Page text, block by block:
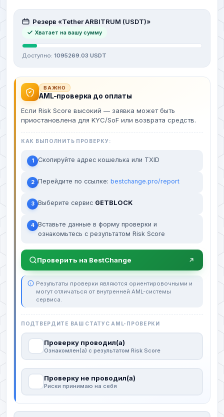
Резерв «Tether ARBITRUM (USDT)»
Хватает на вашу сумму
Доступно: 1095269.03 USDT
ВАЖНО
AML-проверка до оплаты
Если Risk Score высокий — заявка может быть
приостановлена для KYC/SoF или возврата средств.
КАК ВЫПОЛНИТЬ ПРОВЕРКУ:
1 Скопируйте адрес кошелька или TXID
2 Перейдите по ссылке: bestchange.pro/report
3 Выберите сервис GETBLOCK
4 Вставьте данные в форму проверки и
ознакомьтесь с результатом Risk Score
Проверить на BestChange
Результаты проверки являются ориентировочными и
могут отличаться от внутренней AML-системы
сервиса.
ПОДТВЕРДИТЕ ВАШ СТАТУС AML-ПРОВЕРКИ
Проверку проводил(а)
Ознакомлен(а) с результатом Risk Score
Проверку не проводил(а)
Риски принимаю на себя